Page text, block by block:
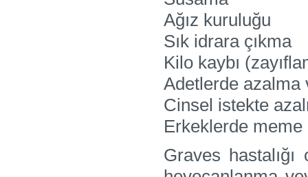
Ağız kuruluğu
Sık idrara çıkma
Kilo kaybı
Adetlerde azalma
Cinsel istekte
Erkeklerde
Graves hastalığı